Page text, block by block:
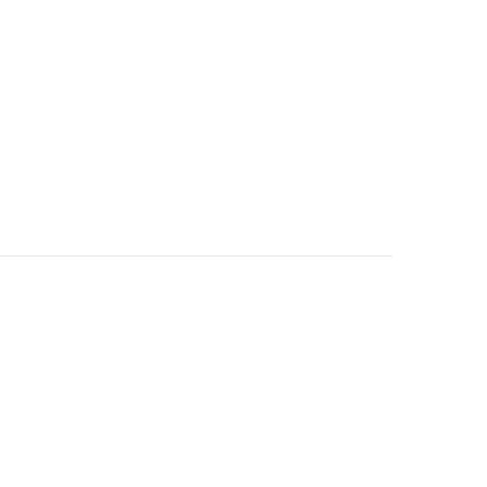
du produit
peuvent être choisies sur la page du produit